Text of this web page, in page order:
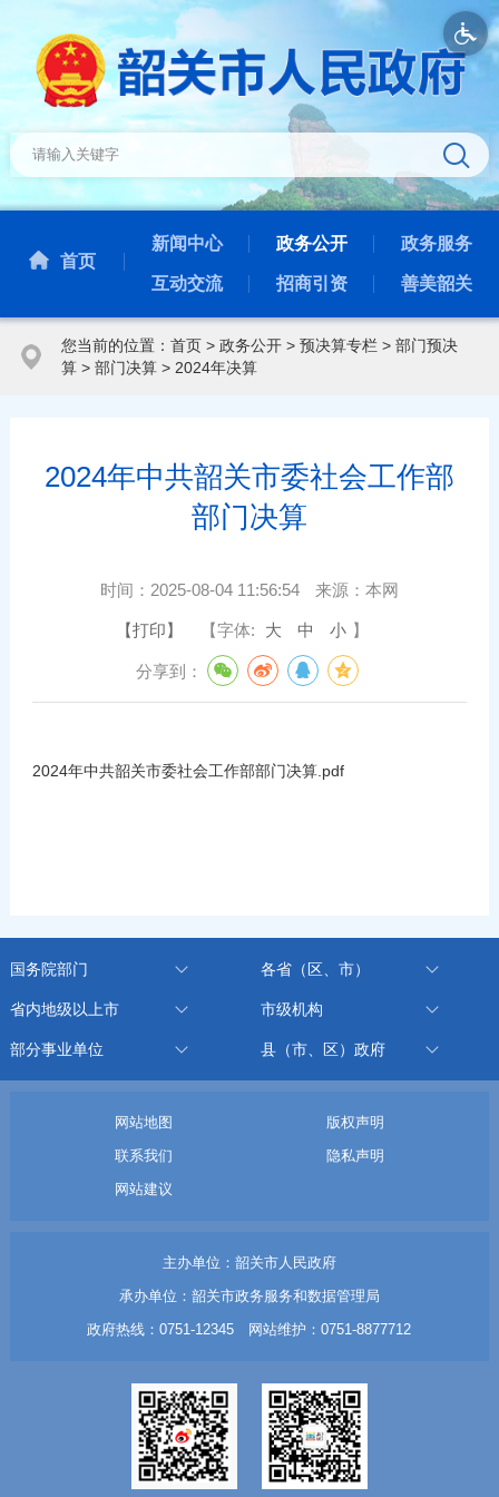
首页
新闻中心 政务公开 政务服务
互动交流 招商引资 善美韶关
您当前的位置： 首页> 政务公开> 预决算专栏> 部门预决
算> 部门决算> 2024年决算
2024年中共韶关市委社会工作部
部门决算
时间： 2025-08-04 11:56:54 来源： 本网
【打印】 【字体: 大 中 小 】
分享到：
2024年中共韶关市委社会工作部部门决算.pdf
国务院部门 各省（区、市）
省内地级以上市 市级机构
部分事业单位 县（市、区）政府
网站地图
版权声明
联系我们
隐私声明
网站建议
主办单位：韶关市人民政府
承办单位：韶关市政务服务和数据管理局
政府热线：0751-12345 网站维护：0751-8877712